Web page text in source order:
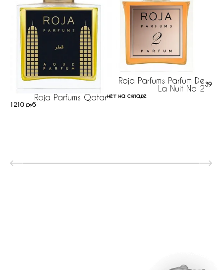
Roja Parfums Qatar
1210 руб
Roja Parfums Parfum De
La Nuit No 2
нет на складе
39